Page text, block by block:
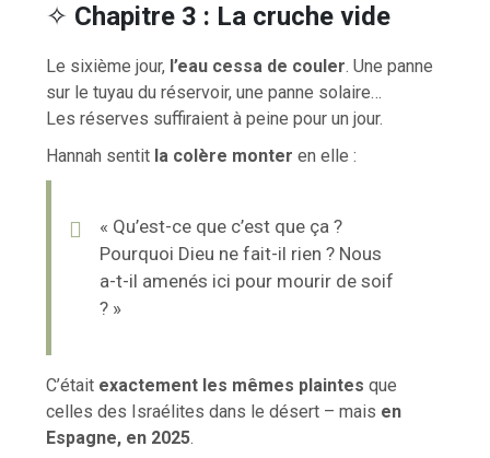
✧ Chapitre 3 : La cruche vide
Le sixième jour, l’eau cessa de couler. Une panne
sur le tuyau du réservoir, une panne solaire…
Les réserves suffiraient à peine pour un jour.
Hannah sentit la colère monter en elle :
« Qu’est-ce que c’est que ça ?
Pourquoi Dieu ne fait-il rien ? Nous
a-t-il amenés ici pour mourir de soif
? »
C’était exactement les mêmes plaintes que
celles des Israélites dans le désert – mais en
Espagne, en 2025.